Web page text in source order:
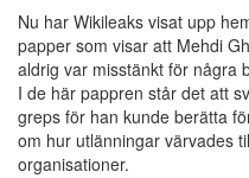
Nu har Wikileaks visat upp
papper som visar att Mehdi
aldrig var misstänkt för några
I de här pappren står det att
greps för han kunde berätta
om hur utlänningar värvades
organisationer.